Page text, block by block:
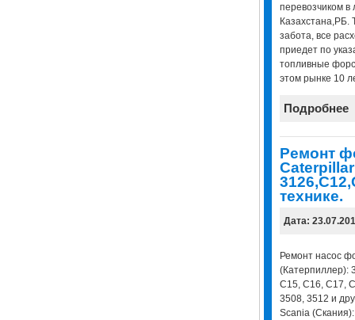
перевозчиком в
Казахстана,РБ.
забота, все
приедет по
топливные
этом рынке 10
Подробнее
Ремонт
технике.
Дата:
Ремонт насос
(Катерпиллер):
C15, C16, C17,
3508, 3512 и
Scania (Скания):